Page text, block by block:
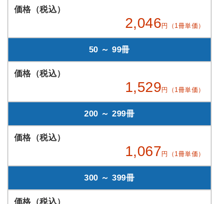
2,046 円（1冊単価）
50 ～ 99冊
1,529 円（1冊単価）
200 ～ 299冊
1,067 円（1冊単価）
300 ～ 399冊